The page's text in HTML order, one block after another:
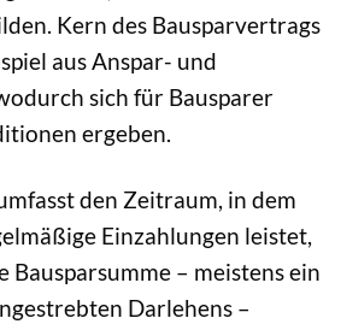
Kern des Bausparvertrags
aus Anspar- und
sich für Bausparer
ergeben.
den Zeitraum, in dem
Einzahlungen leistet,
Bausparsumme – meistens ein
Darlehens –